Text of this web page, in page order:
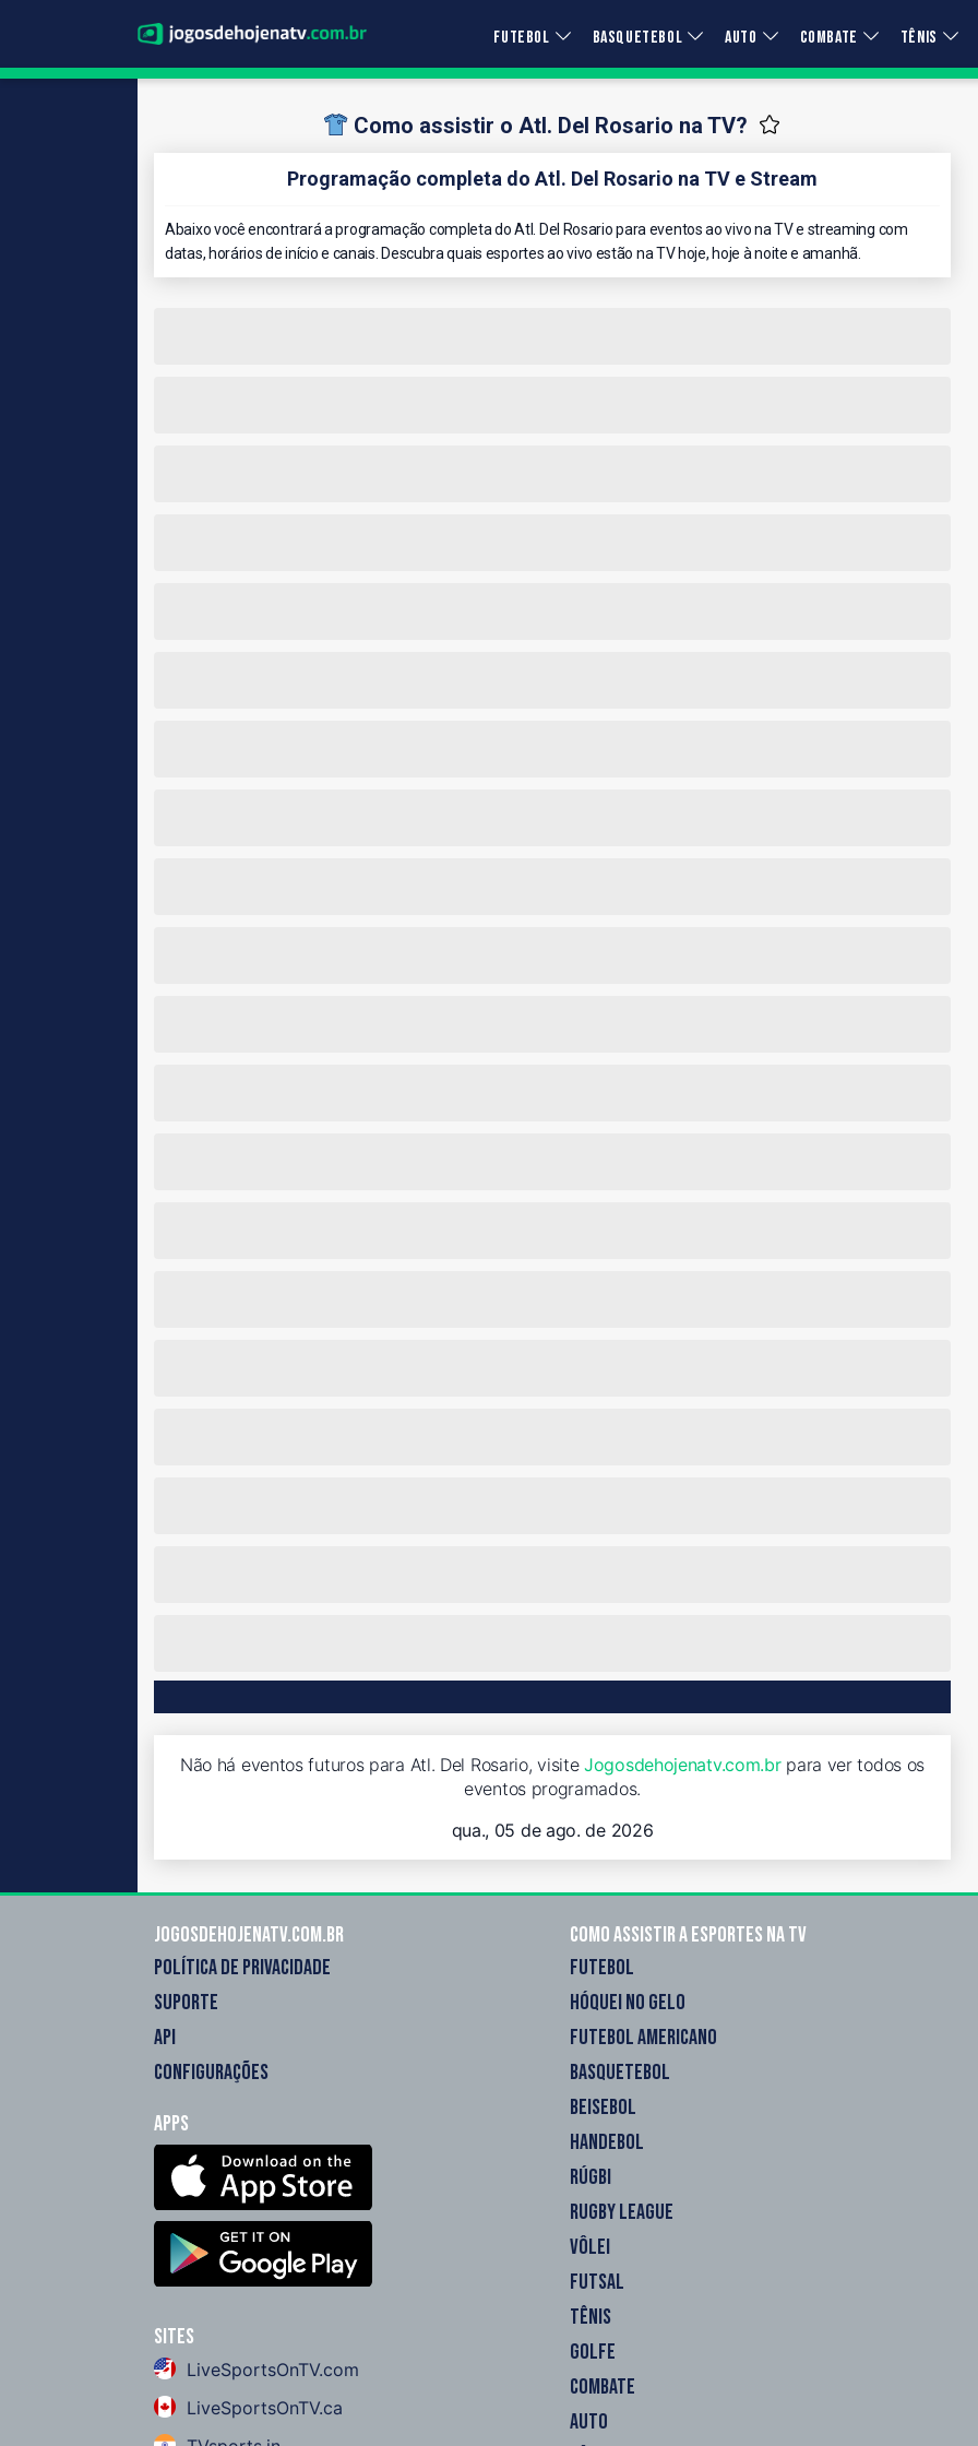
FUTEBOL BASQUETEBOL AUTO COMBATE TÊNIS
Como assistir o Atl. Del Rosario na TV?
Programação completa do Atl. Del Rosario na TV e Stream
Abaixo você encontrará a programação completa do Atl. Del Rosario para eventos ao vivo na TV e streaming com
datas, horários de início e canais. Descubra quais esportes ao vivo estão na TV hoje, hoje à noite e amanhã.
Não há eventos futuros para Atl. Del Rosario, visiteJogosdehojenatv.com.brpara ver todos os
eventos programados.
qua., 05 de ago. de 2026
Jogosdehojenatv.com.br
POLÍTICA DE PRIVACIDADE
SUPORTE
API
CONFIGURAÇÕES
Apps
Sites
LiveSportsOnTV.com
LiveSportsOnTV.ca
Como assistir a esportes na TV
FUTEBOL
HÓQUEI NO GELO
FUTEBOL AMERICANO
BASQUETEBOL
BEISEBOL
HANDEBOL
RÚGBI
RUGBY LEAGUE
VÔLEI
FUTSAL
TÊNIS
GOLFE
COMBATE
AUTO